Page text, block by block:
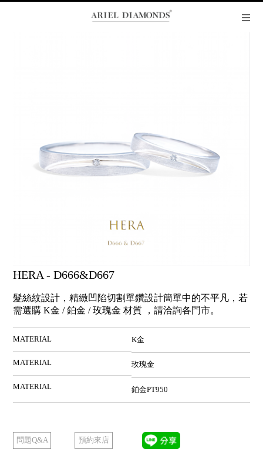
HERA - D666&D667
髮絲紋設計，精緻凹陷切割單鑽設計簡單中的不平凡，若
需選購 K金 / 鉑金 / 玫瑰金 材質 ，請洽詢各門市。
MATERIAL K金
MATERIAL 玫瑰金
MATERIAL 鉑金PT950
問題Q&A 預約來店